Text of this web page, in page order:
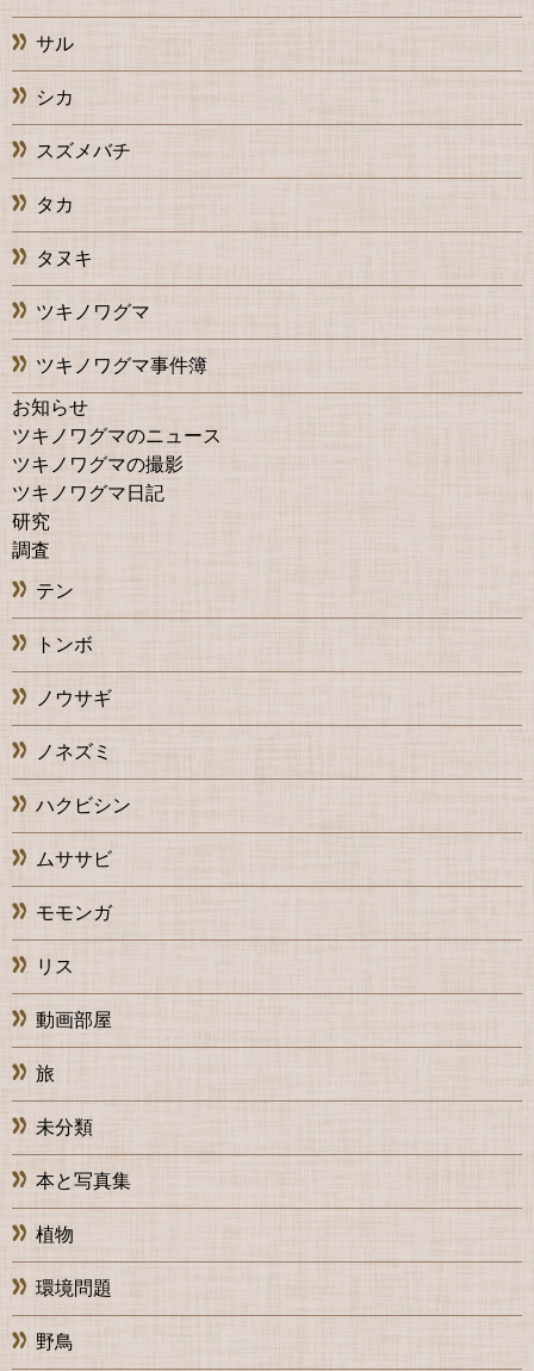
サル
シカ
スズメバチ
タカ
タヌキ
ツキノワグマ
ツキノワグマ事件簿
お知らせ
ツキノワグマのニュース
ツキノワグマの撮影
ツキノワグマ日記
研究
調査
テン
トンボ
ノウサギ
ノネズミ
ハクビシン
ムササビ
モモンガ
リス
動画部屋
旅
未分類
本と写真集
植物
環境問題
野鳥